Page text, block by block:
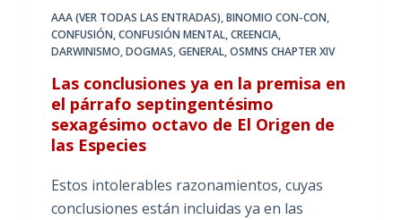
AAA (VER TODAS LAS ENTRADAS),BINOMIO CON-CON,
CONFUSIÓN,CONFUSIÓN MENTAL,CREENCIA,
DARWINISMO,DOGMAS,GENERAL,OSMNS CHAPTER XIV
Las conclusiones ya en la premisa en
el párrafo septingentésimo
sexagésimo octavo de El Origen de
las Especies
Estos intolerables razonamientos, cuyas
conclusiones están incluidas ya en las